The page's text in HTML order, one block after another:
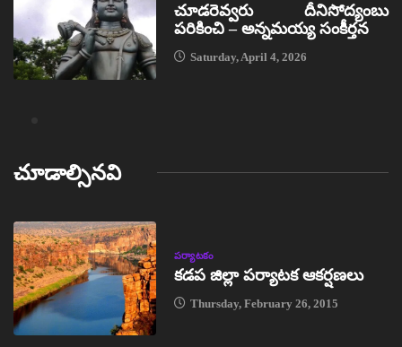
చూడరెవ్వరు దీనిసోద్యంబు
పరికించి – అన్నమయ్య సంకీర్తన
Saturday, April 4, 2026
చూడాల్సినవి
పర్యాటకం
కడప జిల్లా పర్యాటక ఆకర్షణలు
Thursday, February 26, 2015